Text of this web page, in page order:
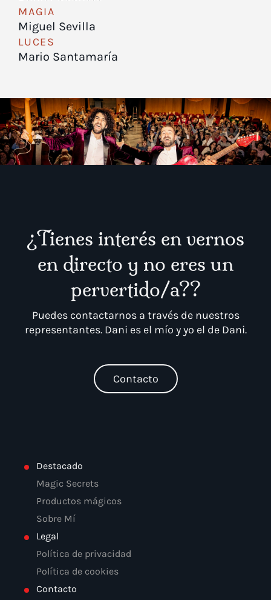
MAGIA
Miguel Sevilla
LUCES
Mario Santamaría
¿Tienes interés en vernos
en directo y no eres un
pervertido/a??
Puedes contactarnos a través de nuestros
representantes. Dani es el mío y yo el de Dani.
Contacto
Destacado
Magic Secrets
Productos mágicos
Sobre Mí
Legal
Política de privacidad
Política de cookies
Contacto